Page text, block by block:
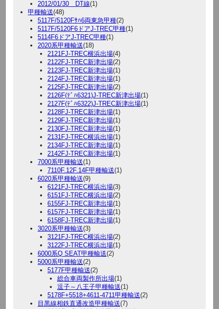
2012/01/30 DT線(1)
甲種輸送(48)
5117F/5120Fｻﾊ6両東急甲種(2)
5117F/5120F6ドアJ-TREC甲種(1)
5114F6ドアJ-TREC甲種(1)
2020系甲種輸送(18)
2121FJ-TREC横浜出場(4)
2122FJ-TREC新津出場(2)
2123FJ-TREC新津出場(1)
2124FJ-TREC新津出場(1)
2125FJ-TREC新津出場(2)
2126F(ﾃﾞﾊ6321)J-TREC新津出場(1)
2127F(ﾃﾞﾊ6322)J-TREC新津出場(1)
2128FJ-TREC新津出場(1)
2129FJ-TREC新津出場(1)
2130FJ-TREC新津出場(1)
2131FJ-TREC横浜出場(1)
2134FJ-TREC新津出場(1)
2142FJ-TREC新津出場(1)
7000系甲種輸送(1)
7110F.12F.14F甲種輸送(1)
6020系甲種輸送(9)
6121FJ-TREC横浜出場(3)
6151FJ-TREC横浜出場(2)
6155FJ-TREC新津出場(1)
6157FJ-TREC新津出場(1)
6158FJ-TREC新津出場(1)
3020系甲種輸送(3)
3121FJ-TREC横浜出場(2)
3122FJ-TREC横浜出場(1)
6000系Q SEAT甲種輸送(2)
5000系甲種輸送(2)
5177F甲種輸送(2)
総合車両製作所出場(1)
逗子～八王子甲種輸送(1)
5178F+5518+4611-4711甲種輸送(2)
目黒線相鉄直通改造甲種輸送(7)